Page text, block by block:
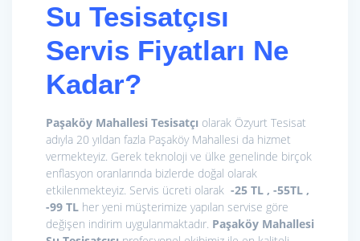
Su Tesisatçısı
Servis Fiyatları Ne
Kadar?
Paşaköy Mahallesi Tesisatçı olarak Özyurt Tesisat
adıyla 20 yıldan fazla Paşaköy Mahallesi da hizmet
vermekteyiz. Gerek teknoloji ve ülke genelinde birçok
enflasyon oranlarında bizlerde doğal olarak
etkilenmekteyiz. Servis ücreti olarak -25 TL , -55TL ,
-99 TL her yeni müşterimize yapılan servise göre
değişen indirim uygulanmaktadır. Paşaköy Mahallesi